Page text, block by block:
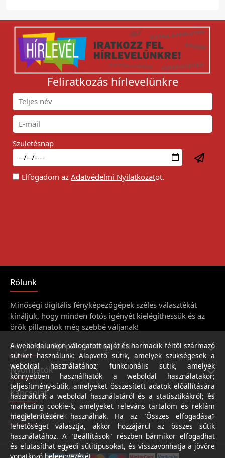
Feliratkozás hírlevelünkre
Születésnap
Elfogadom az Adatvédelmi Nyilatkozatot.
Rólunk
Minőségi digitális fényképezőgépek széles választékát
kínáljuk, hogy minden fotós igényét kielégíthessük és az
örök pillanatok még szebbé váljanak!
Fényképezőgépek és kiegészítői
Nyomtatók
Kapcsolat
Hasznos linkek
A weboldalunkon válogatott saját és harmadik féltől származó
sütiket használunk: Alapvető sütik, amelyek szükségesek a
weboldal használatához; funkcionális sütik, amelyek
könnyebben használhatók a weboldal használatakor;
teljesítmény-sütik, amelyeket összesített adatok előállítására
használunk a weboldal használatáról és a statisztikákról; és
marketing cookie-k, amelyeket releváns tartalom és reklám
megjelenítésére használnak. Ha az "Összes elfogadása"
lehetőséget választja, akkor hozzájárul az összes sütik
használatához. A "Beállítások" részben bármikor elfogadhat
és elutasíthat egyedi sütitípusokat, és visszavonhatja a jövőre